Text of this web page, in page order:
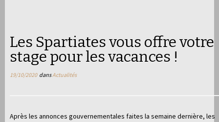
Les Spartiates vous offre votre
stage pour les vacances !
19/10/2020dansActualités
Après les annonces gouvernementales faites la semaine dernière, les